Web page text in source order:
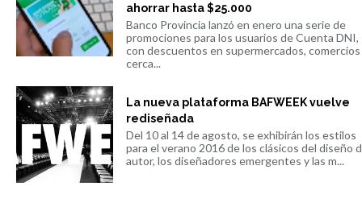
ahorrar hasta $25.000
Banco Provincia lanzó en enero una serie de
promociones para los usuarios de Cuenta DNI,
con descuentos en supermercados,
cerca...
La nueva plataforma BAFWEEK vuelve
rediseñada
Del 10 al 14 de agosto, se exhibirán los estilos
para el verano 2016 de los clásicos del diseño
autor, los diseñadores emergentes y las m...